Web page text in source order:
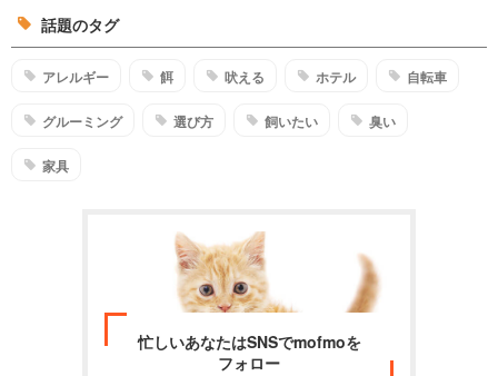
話題のタグ
アレルギー 餌 吠える ホテル 自転車
グルーミング 選び方 飼いたい 臭い
家具
忙しいあなたはSNSでmofmoを
フォロー